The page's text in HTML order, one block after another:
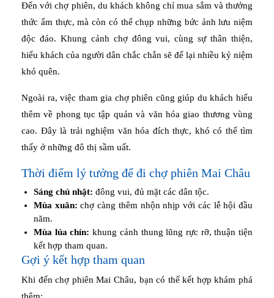
Đến với chợ phiên, du khách không chỉ mua sắm và thưởng
thức ẩm thực, mà còn có thể chụp những bức ảnh lưu niệm
độc đáo. Khung cảnh chợ đông vui, cùng sự thân thiện,
hiếu khách của người dân chắc chắn sẽ để lại nhiều kỷ niệm
khó quên.
Ngoài ra, việc tham gia chợ phiên cũng giúp du khách hiểu
thêm về phong tục tập quán và văn hóa giao thương vùng
cao. Đây là trải nghiệm văn hóa đích thực, khó có thể tìm
thấy ở những đô thị sầm uất.
Thời điểm lý tưởng để đi chợ phiên Mai Châu
Sáng chủ nhật: đông vui, đủ mặt các dân tộc.
Mùa xuân: chợ càng thêm nhộn nhịp với các lễ hội đầu
năm.
Mùa lúa chín: khung cảnh thung lũng rực rỡ, thuận tiện
kết hợp tham quan.
Gợi ý kết hợp tham quan
Khi đến chợ phiên Mai Châu, bạn có thể kết hợp khám phá